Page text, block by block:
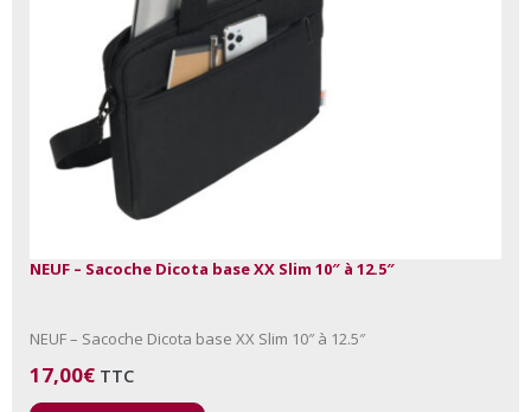
NEUF – Sacoche Dicota base XX Slim 10″ à 12.5″
NEUF – Sacoche Dicota base XX Slim 10″ à 12.5″
17,00€ TTC